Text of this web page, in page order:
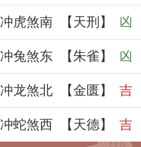
冲虎煞南 【天刑】 凶
冲兔煞东 【朱雀】 凶
冲龙煞北 【金匮】 吉
冲蛇煞西 【天德】 吉